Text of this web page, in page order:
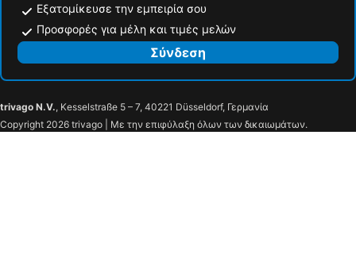
Εξατομίκευσε την εμπειρία σου
Προσφορές για μέλη και τιμές μελών
Σύνδεση
trivago N.V., Kesselstraße 5 – 7, 40221 Düsseldorf, Γερμανία
Copyright 2026 trivago | Με την επιφύλαξη όλων των δικαιωμάτων.